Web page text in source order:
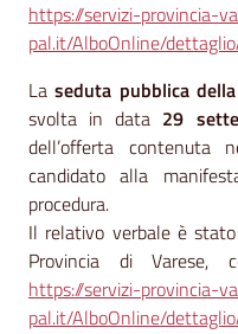
https://servizi-provincia-
pal.it/AlboOnline/
Laseduta pubblica
svolta in data 29
dell’offerta contenuta
candidato alla
procedura.
Il relativo verbale è
Provincia di Varese,
https://servizi-provincia-
pal.it/AlboOnline/